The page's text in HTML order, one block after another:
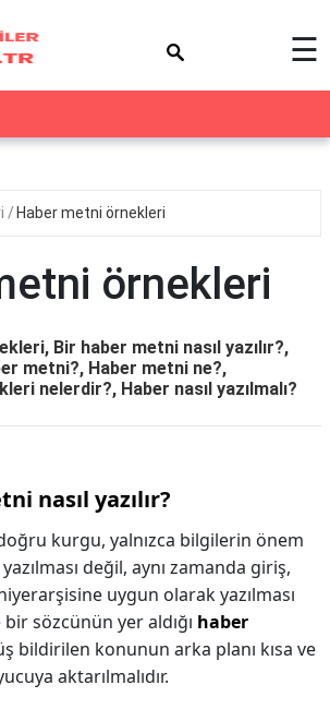
☰
Haber metni örnekleri
örnekleri
Bir haber metni nasıl yazılır?,
metni?, Haber metni ne?,
nelerdir?, Haber nasıl yazılmalı?
nasıl yazılır?
kurgu, yalnızca bilgilerin önem
değil, aynı zamanda giriş,
uygun olarak yazılması
sözcünün yer aldığı haber
bildirilen konunun arka planı kısa ve
aktarılmalıdır.